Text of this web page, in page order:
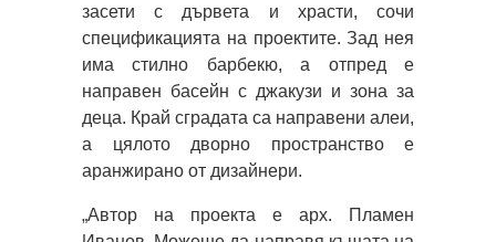
засети с дървета и храсти, сочи
спецификацията на проектите. Зад нея
има стилно барбекю, а отпред е
направен басейн с джакузи и зона за
деца. Край сградата са направени алеи,
а цялото дворно пространство е
аранжирано от дизайнери.
„Автор на проекта е арх. Пламен